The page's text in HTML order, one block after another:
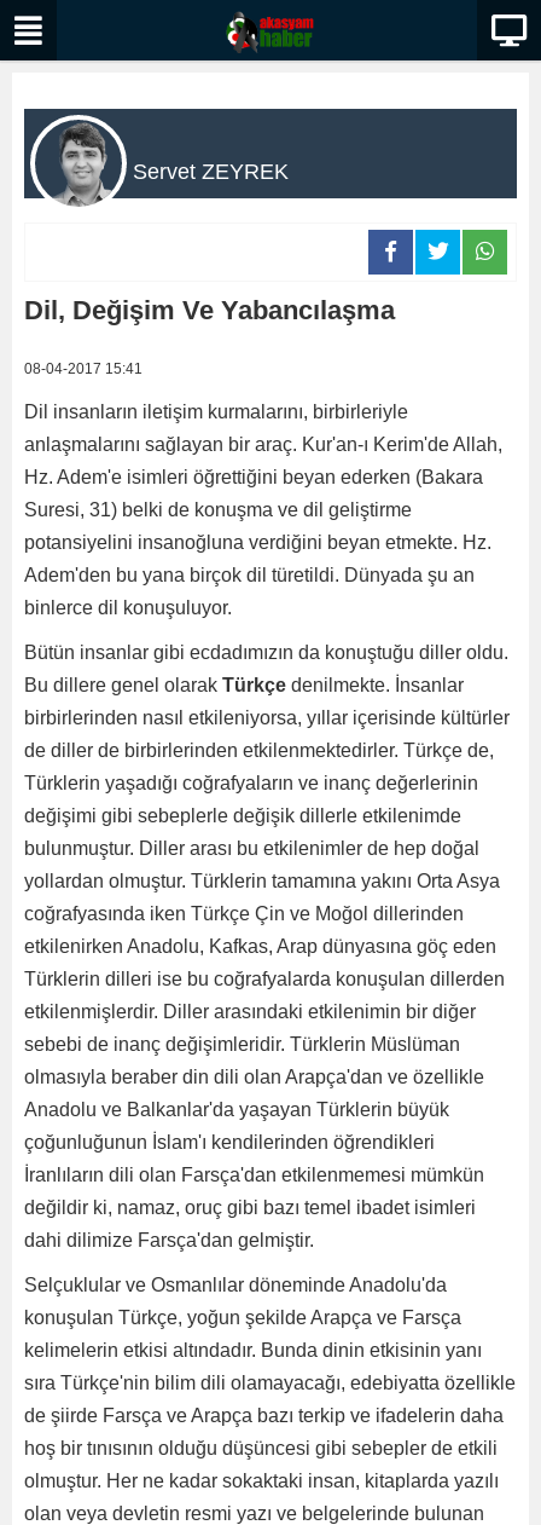
Servet ZEYREK
Dil, Değişim Ve Yabancılaşma
08-04-2017 15:41
Dil insanların iletişim kurmalarını, birbirleriyle
anlaşmalarını sağlayan bir araç. Kur'an-ı Kerim'de Allah,
Hz. Adem'e isimleri öğrettiğini beyan ederken (Bakara
Suresi, 31) belki de konuşma ve dil geliştirme
potansiyelini insanoğluna verdiğini beyan etmekte. Hz.
Adem'den bu yana birçok dil türetildi. Dünyada şu an
binlerce dil konuşuluyor.
Bütün insanlar gibi ecdadımızın da konuştuğu diller oldu.
Bu dillere genel olarak Türkçe denilmekte. İnsanlar
birbirlerinden nasıl etkileniyorsa, yıllar içerisinde kültürler
de diller de birbirlerinden etkilenmektedirler. Türkçe de,
Türklerin yaşadığı coğrafyaların ve inanç değerlerinin
değişimi gibi sebeplerle değişik dillerle etkilenimde
bulunmuştur. Diller arası bu etkilenimler de hep doğal
yollardan olmuştur. Türklerin tamamına yakını Orta Asya
coğrafyasında iken Türkçe Çin ve Moğol dillerinden
etkilenirken Anadolu, Kafkas, Arap dünyasına göç eden
Türklerin dilleri ise bu coğrafyalarda konuşulan dillerden
etkilenmişlerdir. Diller arasındaki etkilenimin bir diğer
sebebi de inanç değişimleridir. Türklerin Müslüman
olmasıyla beraber din dili olan Arapça'dan ve özellikle
Anadolu ve Balkanlar'da yaşayan Türklerin büyük
çoğunluğunun İslam'ı kendilerinden öğrendikleri
İranlıların dili olan Farsça'dan etkilenmemesi mümkün
değildir ki, namaz, oruç gibi bazı temel ibadet isimleri
dahi dilimize Farsça'dan gelmiştir.
Selçuklular ve Osmanlılar döneminde Anadolu'da
konuşulan Türkçe, yoğun şekilde Arapça ve Farsça
kelimelerin etkisi altındadır. Bunda dinin etkisinin yanı
sıra Türkçe'nin bilim dili olamayacağı, edebiyatta özellikle
de şiirde Farsça ve Arapça bazı terkip ve ifadelerin daha
hoş bir tınısının olduğu düşüncesi gibi sebepler de etkili
olmuştur. Her ne kadar sokaktaki insan, kitaplarda yazılı
olan veya devletin resmi yazı ve belgelerinde bulunan